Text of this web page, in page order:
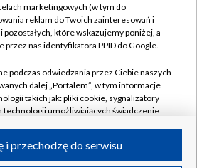
Cyfrowa
Moje zgody
Pomoc
Kontakt
Kanały
marketingowych (w tym do
reklam do Twoich zainteresowań i
które wskazujemy poniżej, a
przez nas identyfikatora PPID do Google.
podczas odwiedzania przez Ciebie naszych
dalej „Portalem”, w tym informacje
takich jak: pliki cookie, sygnalizatory
technologii umożliwiających świadczenie
i przechodzę do serwisu